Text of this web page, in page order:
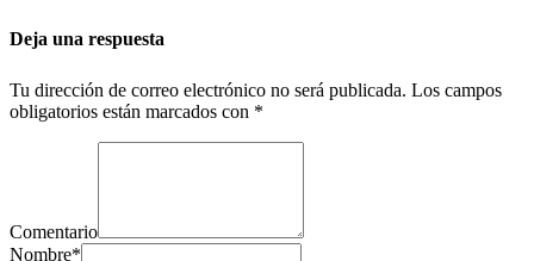
Deja una respuesta
Tu dirección de correo electrónico no será publicada. Los campos
obligatorios están marcados con *
Comentario
Nombre*